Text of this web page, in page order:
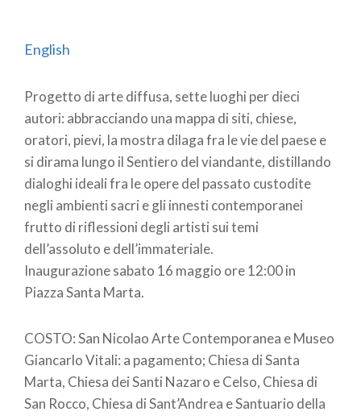
English
Progetto di arte diffusa, sette luoghi per dieci
autori: abbracciando una mappa di siti, chiese,
oratori, pievi, la mostra dilaga fra le vie del paese e
si dirama lungo il Sentiero del viandante, distillando
dialoghi ideali fra le opere del passato custodite
negli ambienti sacri e gli innesti contemporanei
frutto di riflessioni degli artisti sui temi
dell’assoluto e dell’immateriale.
Inaugurazione sabato 16 maggio ore 12:00 in
Piazza Santa Marta.
COSTO: San Nicolao Arte Contemporanea e Museo
Giancarlo Vitali: a pagamento; Chiesa di Santa
Marta, Chiesa dei Santi Nazaro e Celso, Chiesa di
San Rocco, Chiesa di Sant’Andrea e Santuario della